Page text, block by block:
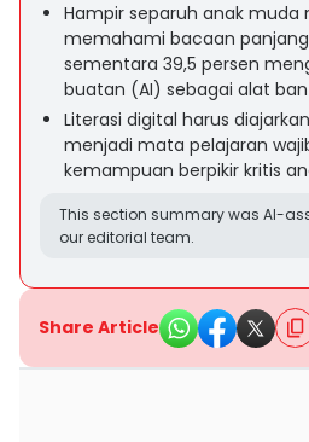
Hampir separuh anak muda
memahami bacaan
sementara 39,5 persen
buatan (AI) sebagai alat
Literasi digital harus
menjadi mata pelajaran
kemampuan berpikir kritis
This section summary was AI-
our editorial team.
Share Article